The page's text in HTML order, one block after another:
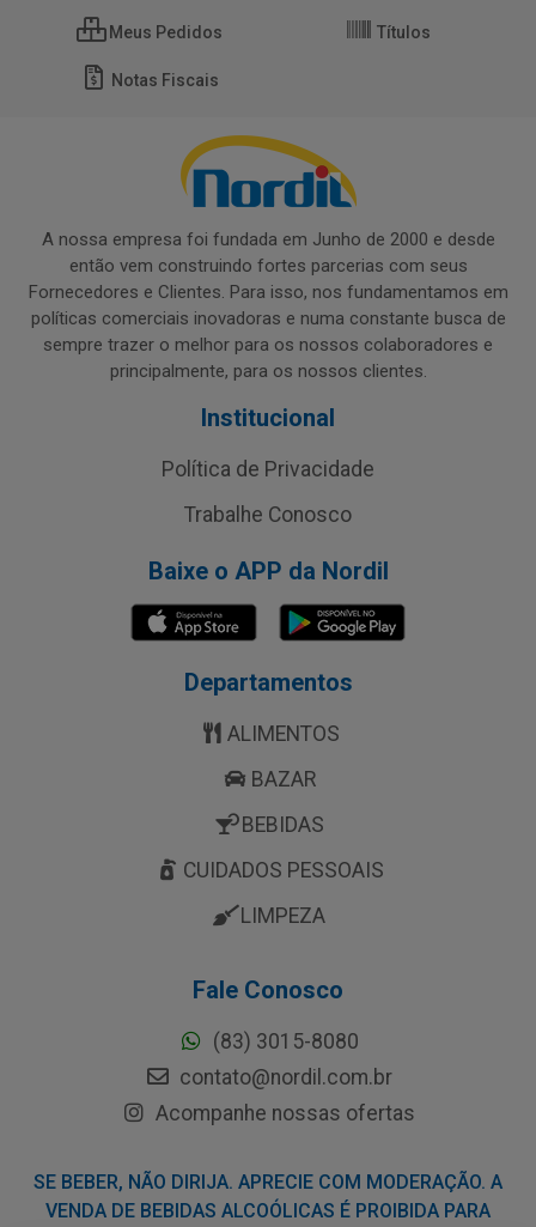
Meus Pedidos Títulos
Notas Fiscais
A nossa empresa foi fundada em Junho de 2000 e desde
então vem construindo fortes parcerias com seus
Fornecedores e Clientes. Para isso, nos fundamentamos em
políticas comerciais inovadoras e numa constante busca de
sempre trazer o melhor para os nossos colaboradores e
principalmente, para os nossos clientes.
Institucional
Política de Privacidade
Trabalhe Conosco
Baixe o APP da Nordil
Departamentos
ALIMENTOS
BAZAR
BEBIDAS
CUIDADOS PESSOAIS
LIMPEZA
Fale Conosco
(83) 3015-8080
contato@nordil.com.br
Acompanhe nossas ofertas
SE BEBER, NÃO DIRIJA. APRECIE COM MODERAÇÃO. A
VENDA DE BEBIDAS ALCOÓLICAS É PROIBIDA PARA